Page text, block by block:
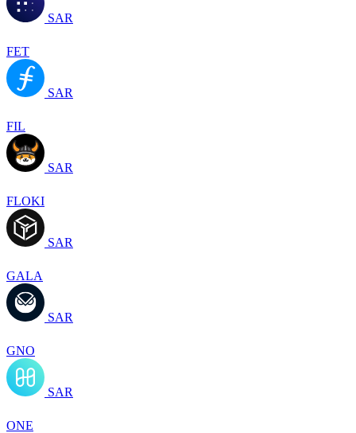
SAR
FET
SAR
FIL
SAR
FLOKI
SAR
GALA
SAR
GNO
SAR
ONE